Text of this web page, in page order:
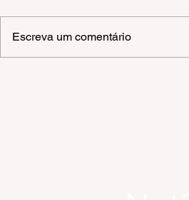
Escreva um comentário